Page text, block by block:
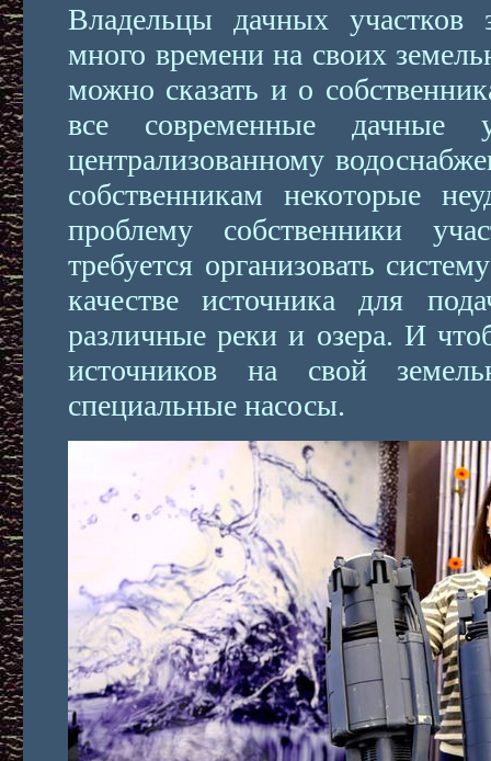
Владельцы дачных участков
много времени на своих
можно сказать и о
все современные дачные
централизованному
собственникам некоторые
проблему собственники
требуется организовать
качестве источника для
различные реки и озера. И
источников на свой
специальные насосы.